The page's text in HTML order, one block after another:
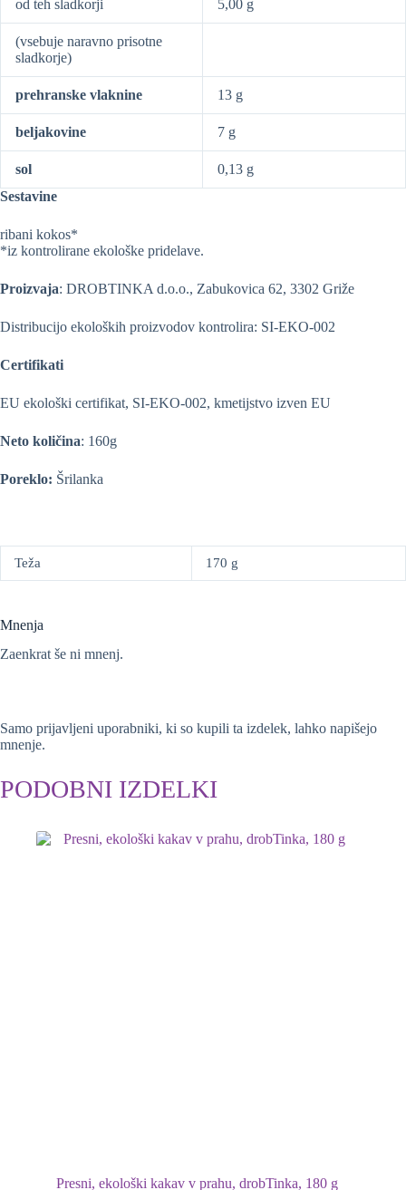
od teh sladkorji 5,00 g
(vsebuje naravno prisotne
sladkorje)
prehranske vlaknine 13 g
beljakovine 7 g
sol
0,13 g
Sestavine
ribani kokos*
*iz kontrolirane ekološke pridelave.
Proizvaja: DROBTINKA d.o.o., Zabukovica 62, 3302 Griže
Distribucijo ekoloških proizvodov kontrolira: SI-EKO-002
Certifikati
EU ekološki certifikat, SI-EKO-002, kmetijstvo izven EU
Neto količina: 160g
Poreklo: Šrilanka
Teža 170 g
Mnenja
Zaenkrat še ni mnenj.
Samo prijavljeni uporabniki, ki so kupili ta izdelek, lahko napišejo
mnenje.
PODOBNI IZDELKI
Presni, ekološki kakav v prahu, drobTinka, 180 g